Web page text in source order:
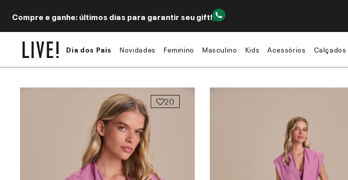
Compre e ganhe: últimos dias para garantir seu gift!
Dia dos Pais Novidades Feminino Masculino Kids Acessórios Calçados
20